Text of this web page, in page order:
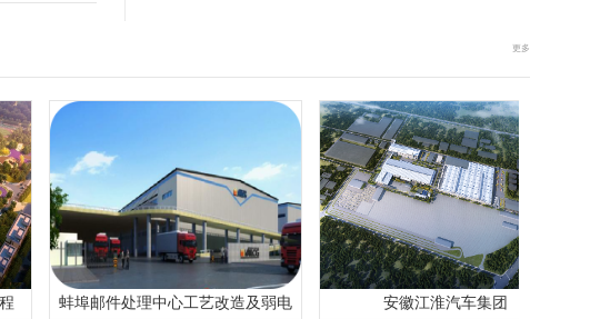
更多
蚌埠邮件处理中心工艺改造及弱电 安徽江淮汽车集团